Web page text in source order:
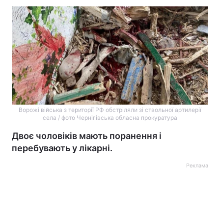
Ворожі війська з території РФ обстріляли зі ствольної артилерії
села / фото Чернігівська обласна прокуратура
Двоє чоловіків мають поранення і
перебувають у лікарні.
Реклама